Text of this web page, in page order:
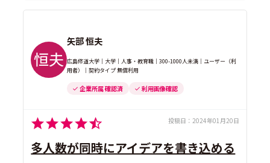
矢部 恒夫
広島修道大学｜大学｜人事・教育職｜300-1000人未満｜ユーザー（利
用者）｜契約タイプ 無償利用
企業所属 確認済 利用画像確認
投稿日： 2024年01月20日
多人数が同時にアイデアを書き込める